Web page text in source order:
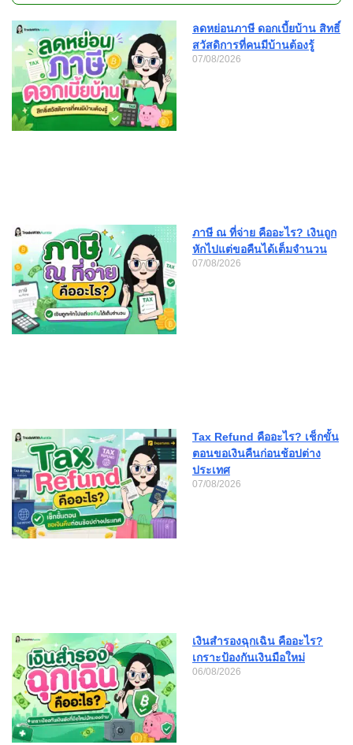
ลดหย่อนภาษี ดอกเบี้ยบ้าน สิทธิ์
สวัสดิการที่คนมีบ้านต้องรู้
07/08/2026
ภาษี ณ ที่จ่าย คืออะไร? เงินถูก
หักไปแต่ขอคืนได้เต็มจำนวน
07/08/2026
Tax Refund คืออะไร? เช็กขั้น
ตอนขอเงินคืนก่อนช้อปต่าง
ประเทศ
07/08/2026
เงินสำรองฉุกเฉิน คืออะไร?
เกราะป้องกันเงินมือใหม่
06/08/2026